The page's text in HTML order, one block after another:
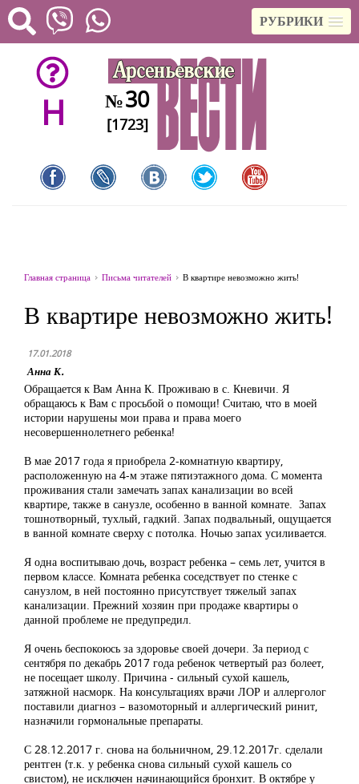
РУБРИКИ
H №30
[1723]
Главная страница Письма читателей В квартире невозможно жить!
В квартире невозможно жить!
17.01.2018
Анна К.
Обращается к Вам Анна К. Проживаю в с. Кневичи. Я
обращаюсь к Вам с просьбой о помощи! Считаю, что в моей
истории нарушены мои права и права моего
несовершеннолетнего ребенка!
В мае 2017 года я приобрела 2-комнатную квартиру,
расположенную на 4-м этаже пятиэтажного дома. С момента
проживания стали замечать запах канализации во всей
квартире, также в санузле, особенно в ванной комнате. Запах
тошнотворный, тухлый, гадкий. Запах подвальный, ощущается
в ванной комнате сверху с потолка. Ночью запах усиливается.
Я одна воспитываю дочь, возраст ребенка – семь лет, учится в
первом классе. Комната ребенка соседствует по стенке с
санузлом, в ней постоянно присутствует тяжелый запах
канализации. Прежний хозяин при продаже квартиры о
данной проблеме не предупредил.
Я очень беспокоюсь за здоровье своей дочери. За период с
сентября по декабрь 2017 года ребенок четвертый раз болеет,
не посещает школу. Причина - сильный сухой кашель,
затяжной насморк. На консультациях врачи ЛОР и аллерголог
поставили диагноз – вазомоторный и аллергический ринит,
назначили гормональные препараты.
С 28.12.2017 г. снова на больничном, 29.12.2017г. сделали
рентген (т.к. у ребенка снова сильный сухой кашель со
свистом), не исключен начинающийся бронхит. В октябре у